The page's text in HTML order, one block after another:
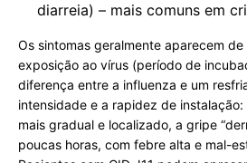
diarreia) – mais comuns em
Os sintomas geralmente aparecem de
exposição ao vírus (período de
diferença entre a influenza e um
intensidade e a rapidez de
mais gradual e localizado, a gripe
poucas horas, com febre alta e mal-